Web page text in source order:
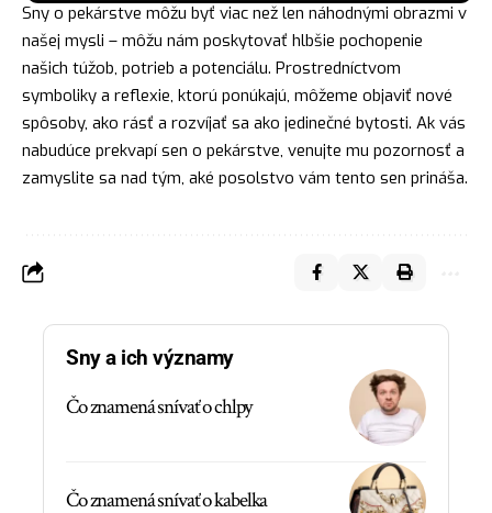
Sny o pekárstve môžu byť viac než len náhodnými obrazmi v
našej mysli – môžu nám poskytovať hlbšie pochopenie
našich túžob, potrieb a potenciálu. Prostredníctvom
symboliky a reflexie, ktorú ponúkajú, môžeme objaviť nové
spôsoby, ako rásť a rozvíjať sa ako jedinečné bytosti. Ak vás
nabudúce prekvapí sen o pekárstve, venujte mu pozornosť a
zamyslite sa nad tým, aké posolstvo vám tento sen prináša.
Sny a ich významy
Čo znamená snívať o chlpy
Čo znamená snívať o kabelka